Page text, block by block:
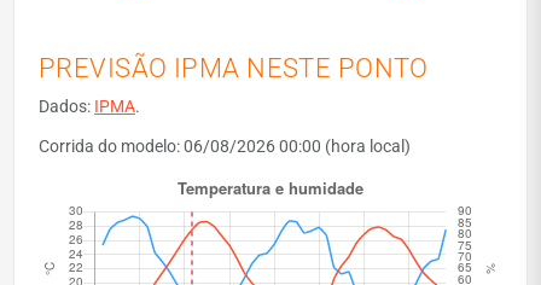
PREVISÃO IPMA NESTE PONTO
Dados: IPMA.
Corrida do modelo: 06/08/2026 00:00 (hora local)